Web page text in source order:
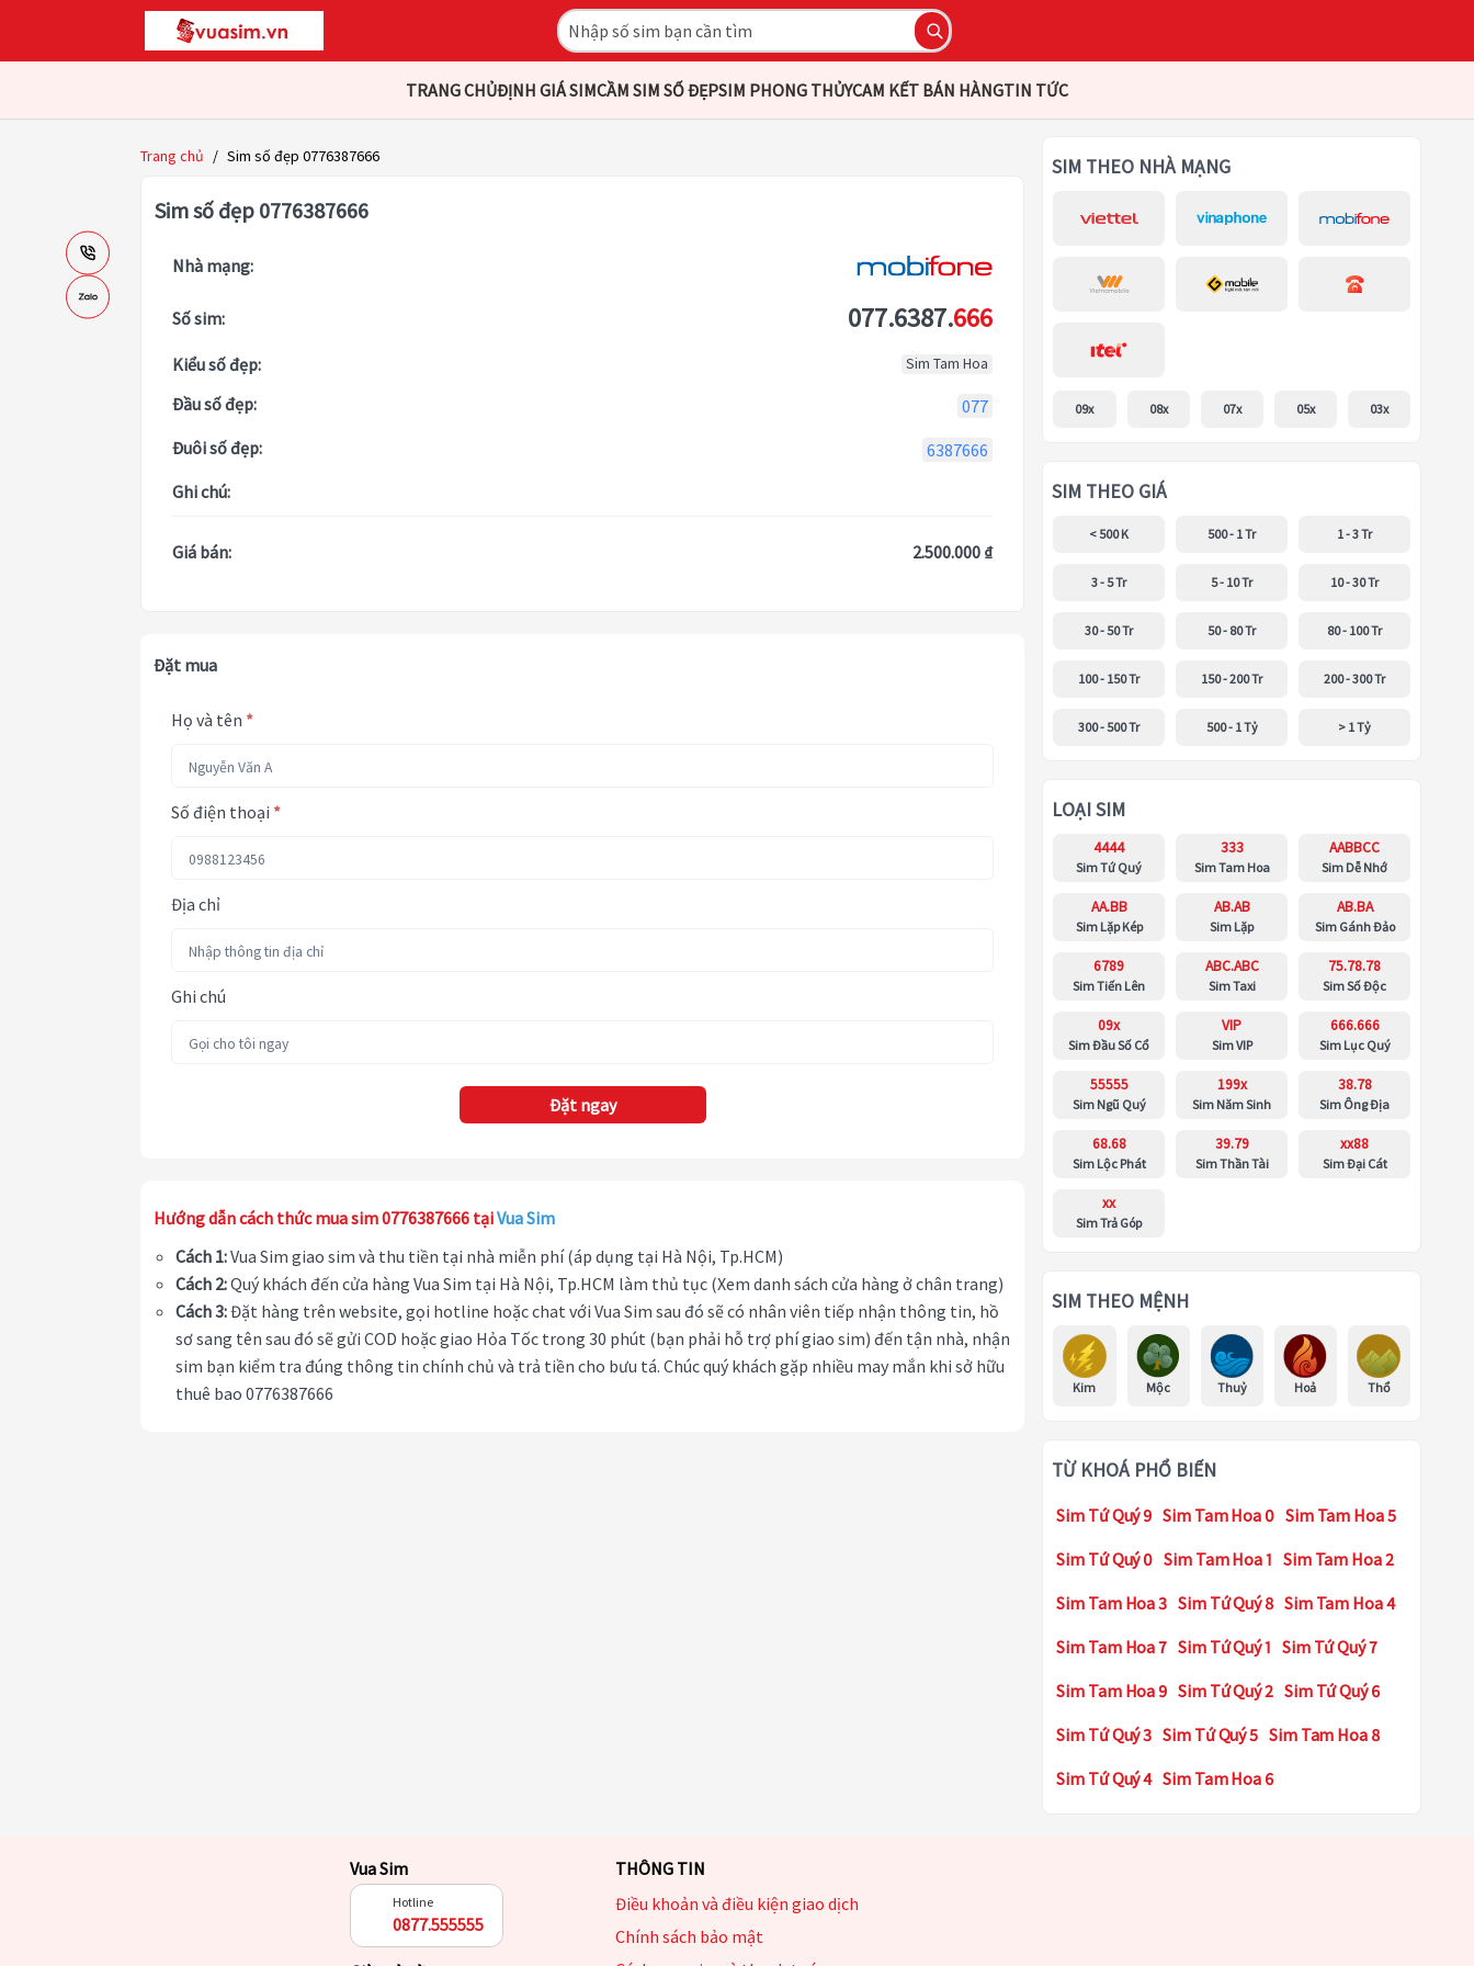
TRANG CHỦĐỊNH GIÁ SIMCẦM SIM SỐ ĐẸPSIM PHONG THỦYCAM KẾT BÁN HÀNGTIN TỨC
Trang chủ / Sim số đẹp 0776387666
Sim số đẹp 0776387666
Nhà mạng:
Số sim: 077.6387.666
Kiểu số đẹp: Sim Tam Hoa
Đầu số đẹp:
077
Đuôi số đẹp:
6387666
Ghi chú:
Giá bán: 2.500.000 ₫
Đặt mua
Họ và tên *
Số điện thoại *
Địa chỉ
Ghi chú
Đặt ngay
Hướng dẫn cách thức mua sim 0776387666 tạiVua Sim
Cách 1:Vua Sim giao sim và thu tiền tại nhà miễn phí (áp dụng tại Hà Nội, Tp.HCM)
Cách 2:Quý khách đến cửa hàng Vua Sim tại Hà Nội, Tp.HCM làm thủ tục (Xem danh sách cửa hàng ở chân trang)
Cách 3:Đặt hàng trên website, gọi hotline hoặc chat với Vua Sim sau đó sẽ có nhân viên tiếp nhận thông tin, hồ
sơ sang tên sau đó sẽ gửi COD hoặc giao Hỏa Tốc trong 30 phút (bạn phải hỗ trợ phí giao sim) đến tận nhà, nhận
sim bạn kiểm tra đúng thông tin chính chủ và trả tiền cho bưu tá. Chúc quý khách gặp nhiều may mắn khi sở hữu
thuê bao 0776387666
SIM THEO NHÀ MẠNG
09x 08x 07x 05x 03x
SIM THEO GIÁ
< 500 K 500 - 1 Tr 1 - 3 Tr
3 - 5 Tr 5 - 10 Tr 10 - 30 Tr
30 - 50 Tr 50 - 80 Tr 80 - 100 Tr
100 - 150 Tr 150 - 200 Tr 200 - 300 Tr
300 - 500 Tr 500 - 1 Tỷ > 1 Tỷ
LOẠI SIM
4444
Sim Tứ Quý
333
Sim Tam Hoa
AABBCC
Sim Dễ Nhớ
AA.BB
Sim Lặp Kép
AB.AB
Sim Lặp
AB.BA
Sim Gánh Đảo
6789
Sim Tiến Lên
ABC.ABC
Sim Taxi
75.78.78
Sim Số Độc
09x
Sim Đầu Số Cổ
VIP
Sim VIP
666.666
Sim Lục Quý
55555
Sim Ngũ Quý
199x
Sim Năm Sinh
38.78
Sim Ông Địa
68.68
Sim Lộc Phát
39.79
Sim Thần Tài
xx88
Sim Đại Cát
xx
Sim Trả Góp
SIM THEO MỆNH
Kim Mộc Thuỷ Hoả Thổ
TỪ KHOÁ PHỔ BIẾN
Sim Tứ Quý 9 Sim Tam Hoa 0 Sim Tam Hoa 5
Sim Tứ Quý 0 Sim Tam Hoa 1 Sim Tam Hoa 2
Sim Tam Hoa 3 Sim Tứ Quý 8 Sim Tam Hoa 4
Sim Tam Hoa 7 Sim Tứ Quý 1 Sim Tứ Quý 7
Sim Tam Hoa 9 Sim Tứ Quý 2 Sim Tứ Quý 6
Sim Tứ Quý 3 Sim Tứ Quý 5 Sim Tam Hoa 8
Sim Tứ Quý 4 Sim Tam Hoa 6
Vua Sim
Hotline
0877.555555
THÔNG TIN
Điều khoản và điều kiện giao dịch
Chính sách bảo mật